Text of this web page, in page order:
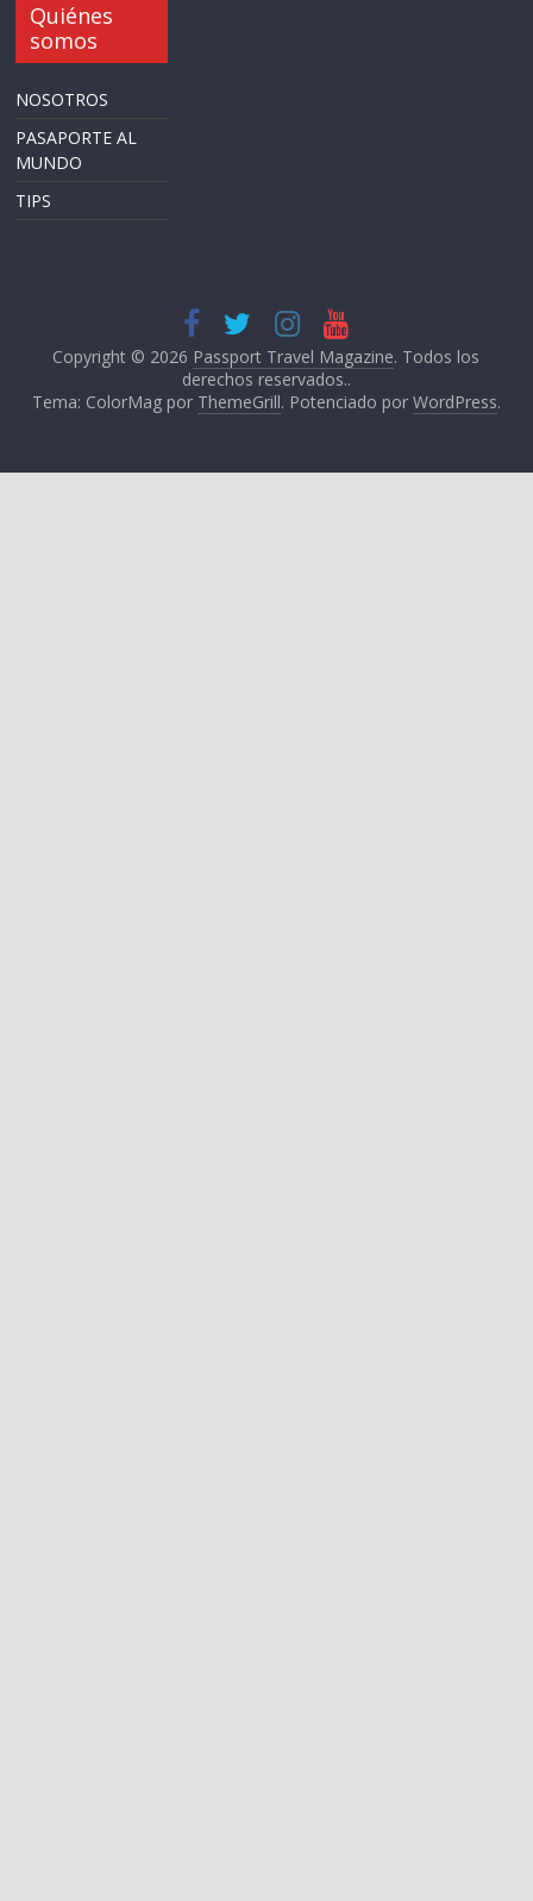
Quiénes
somos
NOSOTROS
PASAPORTE AL
MUNDO
TIPS
Copyright © 2026 Passport Travel Magazine. Todos los
derechos reservados..
Tema: ColorMag por ThemeGrill. Potenciado por WordPress.